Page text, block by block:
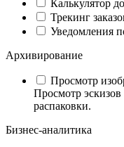
Калькулятор
Трекинг
Уведомления
Архивирование
Просмотр
Просмотр
распаковки.
Бизнес-аналитика